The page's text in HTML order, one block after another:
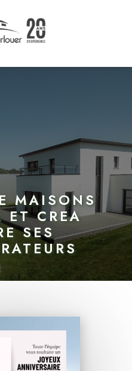
MAISONS
ET CREA
SES